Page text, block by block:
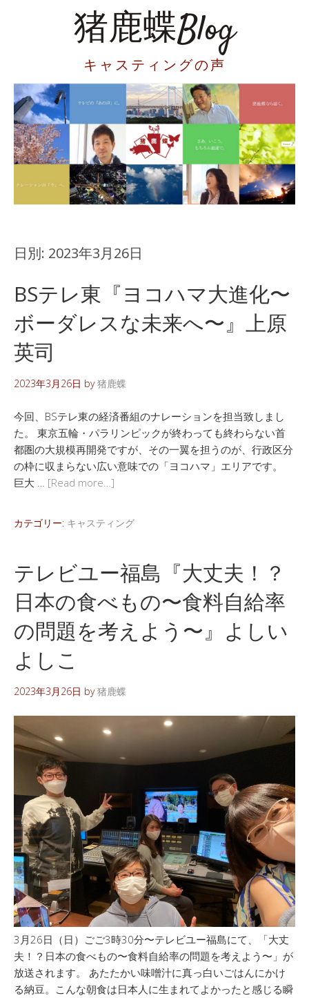
猪鹿蝶Blog
キャスティングの声
日別: 2023年3月26日
BSテレ東『ヨコハマ大進化〜
ボーダレスな未来へ〜』上原
英司
2023年3月26日 by猪鹿蝶
今回、BSテレ東の経済番組のナレーションを担当致しまし
た。 東京五輪・パラリンピックが終わっても終わらない首
都圏の大規模再開発ですが、その一翼を担うのが、行政区分
の枠に収まらない広い意味での「ヨコハマ」エリアです。
巨大 … [Read more…]
カテゴリー: キャスティング
テレビユー福島『大丈夫！？
日本の食べもの〜食料自給率
の問題を考えよう〜』よしい
よしこ
2023年3月26日 by猪鹿蝶
3月26日（日）ごご3時30分〜テレビユー福島にて、「大丈
夫！？日本の食べもの〜食料自給率の問題を考えよう〜」が
放送されます。 あたたかい味噌汁に真っ白いごはんにかけ
る納豆。こんな朝食は日本人に生まれてよかったと感じる瞬